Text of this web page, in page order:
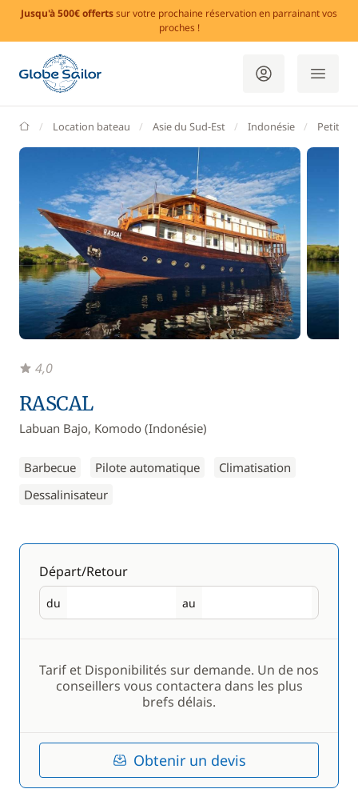
Jusqu'à 500€ offertssur votre prochaine réservation en parrainant vos
proches !
GlobeSailor
Location bateau Asie du Sud-Est Indonésie Petites
RASCAL
Labuan Bajo, Komodo (Indonésie)
Barbecue Pilote automatique
Climatisation
Dessalinisateur
4,0
Départ/Retour
du
Départ au
Retour
Tarif et Disponibilités sur demande. Un de nos
conseillers vous contactera dans les plus
brefs délais.
Obtenir un devis